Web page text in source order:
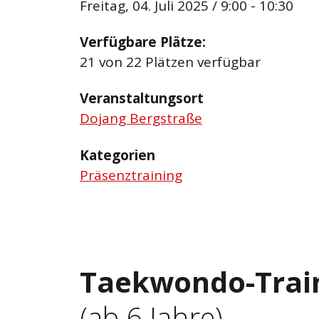
Freitag, 04. Juli 2025 / 9:00 - 10:30
Verfügbare Plätze:
21 von 22 Plätzen verfügbar
Veranstaltungsort
Dojang Bergstraße
Kategorien
Präsenztraining
Taekwondo-